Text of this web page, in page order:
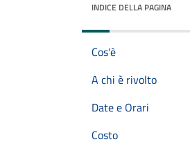
INDICE DELLA PAGINA
Cos'è
A chi è rivolto
Date e Orari
Costo